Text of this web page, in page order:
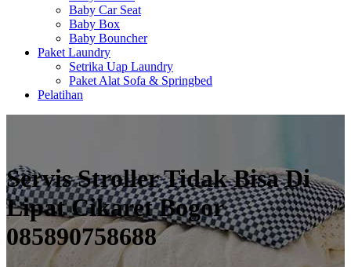
Baby Car Seat
Baby Box
Baby Bouncher
Paket Laundry
Setrika Uap Laundry
Paket Alat Sofa & Springbed
Pelatihan
Servis Stroller Tidak Bisa Di
Lipat Cikaret Bogor
085890758688